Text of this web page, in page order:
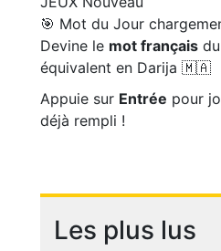
🎯 Mot du Jour
Devine le mot français
équivalent en Darija 🇲🇦
Appuie sur Entrée pour
déjà rempli !
Les plus lus